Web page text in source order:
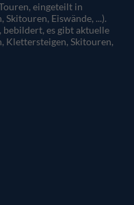
eingeteilt in
Eiswände, ...).
bebildert, es gibt aktuelle
Klettersteigen, Skitouren,